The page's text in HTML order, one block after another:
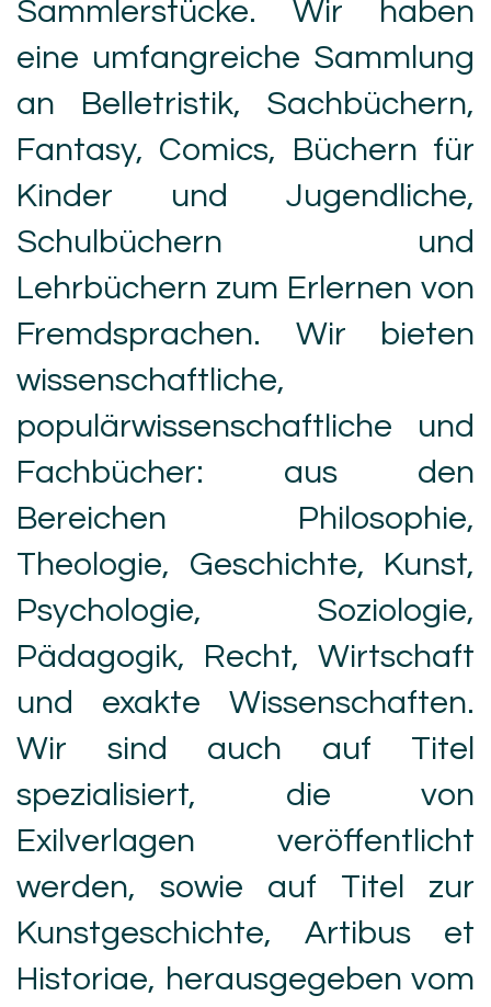
Sammlerstücke. Wir haben
eine umfangreiche Sammlung
an Belletristik, Sachbüchern,
Fantasy, Comics, Büchern für
Kinder und Jugendliche,
Schulbüchern und
Lehrbüchern zum Erlernen von
Fremdsprachen. Wir bieten
wissenschaftliche,
populärwissenschaftliche und
Fachbücher: aus den
Bereichen Philosophie,
Theologie, Geschichte, Kunst,
Psychologie, Soziologie,
Pädagogik, Recht, Wirtschaft
und exakte Wissenschaften.
Wir sind auch auf Titel
spezialisiert, die von
Exilverlagen veröffentlicht
werden, sowie auf Titel zur
Kunstgeschichte, Artibus et
Historiae, herausgegeben vom